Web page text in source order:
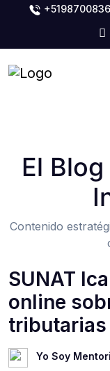
El
Contenido
SUNAT
online
tributarias
Yo Soy